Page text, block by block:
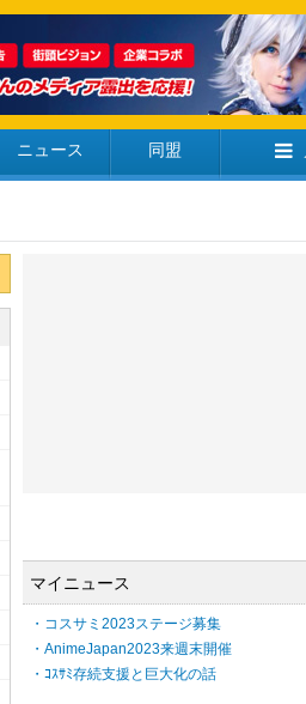
ニュース 同盟
マイニュース
・コスサミ2023ステージ募集
・AnimeJapan2023来週末開催
・ｺｽｻﾐ存続支援と巨大化の話